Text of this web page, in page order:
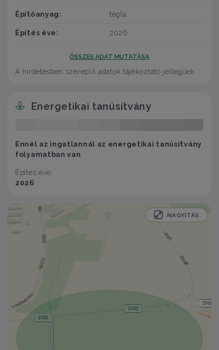
Építőanyag: tégla
Építés éve: 2026
ÖSSZES ADAT MUTATÁSA
A hirdetésben szereplő adatok tájékoztató jellegűek.
Energetikai tanúsítvány
Ennél az ingatlannál az energetikai tanúsítvány
folyamatban van
Építés éve:
2026
NAGYÍTÁS